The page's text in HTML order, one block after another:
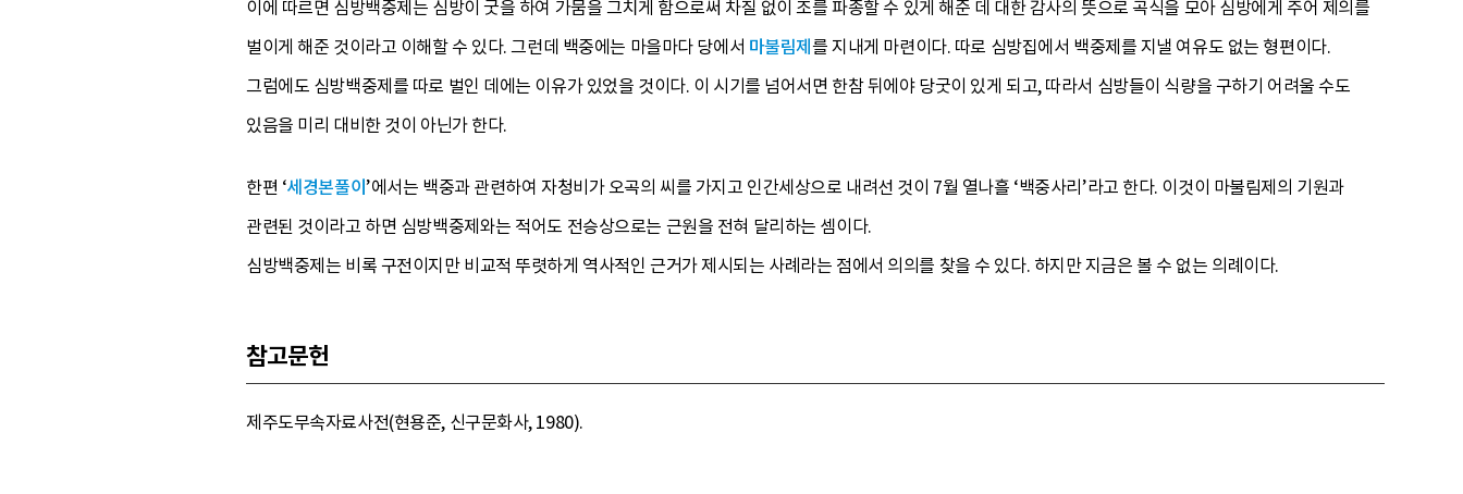
이에 따르면 심방백중제는 심방이 굿을 하여 가뭄을 그치게 함으로써 차질 없이 조를 파종할 수 있게 해준 데 대한 감사의 뜻으로 곡식을 모아 심방에게 주어 제의를
벌이게 해준 것이라고 이해할 수 있다. 그런데 백중에는 마을마다 당에서 마불림제를 지내게 마련이다. 따로 심방집에서 백중제를 지낼 여유도 없는 형편이다.
그럼에도 심방백중제를 따로 벌인 데에는 이유가 있었을 것이다. 이 시기를 넘어서면 한참 뒤에야 당굿이 있게 되고, 따라서 심방들이 식량을 구하기 어려울 수도
있음을 미리 대비한 것이 아닌가 한다.
한편 ‘세경본풀이’에서는 백중과 관련하여 자청비가 오곡의 씨를 가지고 인간세상으로 내려선 것이 7월 열나흘 ‘백중사리’라고 한다. 이것이 마불림제의 기원과
관련된 것이라고 하면 심방백중제와는 적어도 전승상으로는 근원을 전혀 달리하는 셈이다.
심방백중제는 비록 구전이지만 비교적 뚜렷하게 역사적인 근거가 제시되는 사례라는 점에서 의의를 찾을 수 있다. 하지만 지금은 볼 수 없는 의례이다.
참고문헌
제주도무속자료사전(현용준, 신구문화사, 1980).